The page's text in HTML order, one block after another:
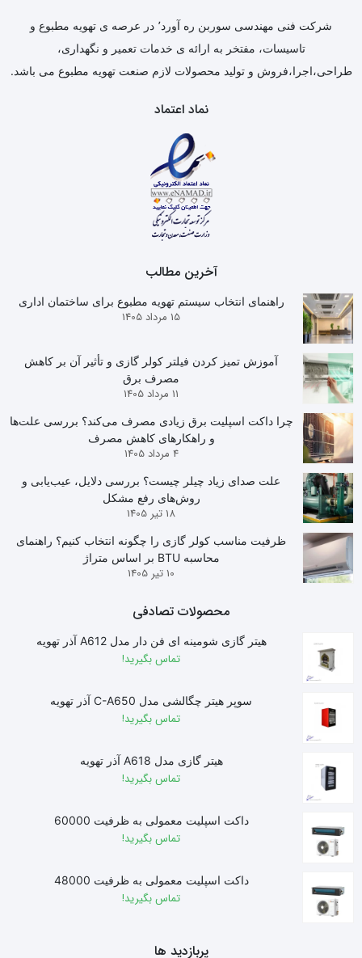
شرکت فنی مهندسی سوربن ره آورد٬ در عرصه ی تهویه مطبوع و
تاسیسات، مفتخر به ارائه ی خدمات تعمیر و نگهداری،
طراحی،اجرا،فروش و تولید محصولات لازم صنعت تهویه مطبوع می باشد.
نماد اعتماد
آخرین مطالب
راهنمای انتخاب سیستم تهویه مطبوع برای ساختمان اداری
15 مرداد 1405
آموزش تمیز کردن فیلتر کولر گازی و تأثیر آن بر کاهش
مصرف برق
11 مرداد 1405
چرا داکت اسپلیت برق زیادی مصرف می‌کند؟ بررسی علت‌ها
و راهکارهای کاهش مصرف
4 مرداد 1405
علت صدای زیاد چیلر چیست؟ بررسی دلایل، عیب‌یابی و
روش‌های رفع مشکل
18 تیر 1405
ظرفیت مناسب کولر گازی را چگونه انتخاب کنیم؟ راهنمای
محاسبه BTU بر اساس متراژ
10 تیر 1405
محصولات تصادفی
هیتر گازی شومینه ای فن دار مدل A612 آذر تهویه
تماس بگیرید!
سوپر هیتر چگالشی مدل C-A650 آذر تهویه
تماس بگیرید!
هیتر گازی مدل A618 آذر تهویه
تماس بگیرید!
داکت اسپلیت معمولی به ظرفیت 60000
تماس بگیرید!
داکت اسپلیت معمولی به ظرفیت 48000
تماس بگیرید!
پربازدید ها